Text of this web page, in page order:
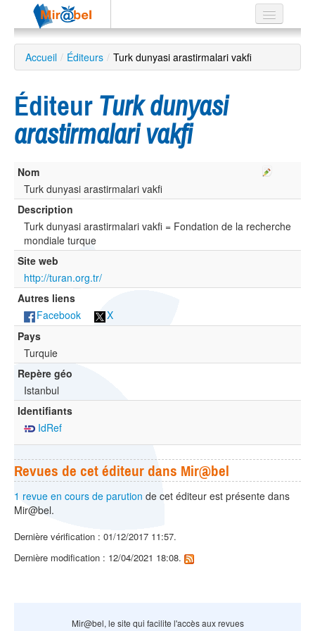
Le réseau
Soutien
Listes
Recherche
avancée
EN
ES
?
Accueil / Éditeurs / Turk dunyasi arastirmalari vakfi
Éditeur Turk dunyasi
arastirmalari vakfi
Nom
Turk dunyasi arastirmalari vakfi
Description
Turk dunyasi arastirmalari vakfi = Fondation de la recherche
mondiale turque
Site web
http://turan.org.tr/
Autres liens
Facebook
X
Pays
Turquie
Repère géo
Istanbul
Identifiants
IdRef
Revues de cet éditeur dans Mir@bel
1 revue en cours de parution de cet éditeur est présente dans
Mir@bel.
Dernière vérification : 01/12/2017 11:57.
Dernière modification : 12/04/2021 18:08.
Mir@bel, le site qui facilite l'accès aux revues